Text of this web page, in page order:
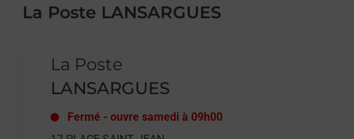
La Poste LANSARGUES
La Poste
LANSARGUES
Fermé - ouvre samedi à 09h00